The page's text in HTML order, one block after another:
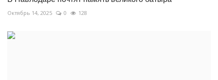
Октябрь 14, 2025 0 128